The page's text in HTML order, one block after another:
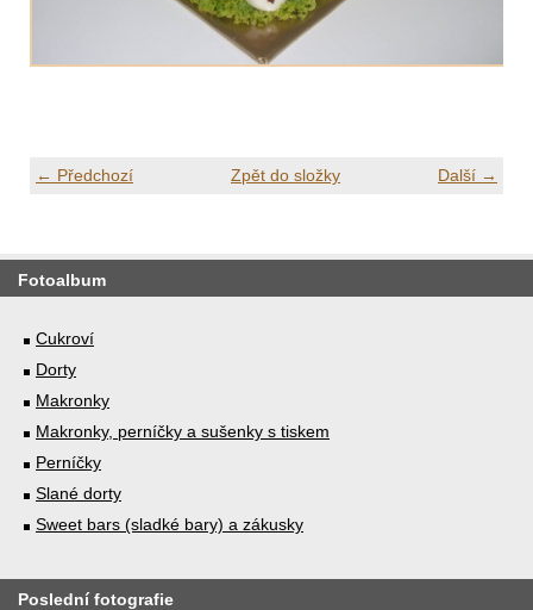
← Předchozí Další →
Zpět do složky
Fotoalbum
Cukroví
Dorty
Makronky
Makronky, perníčky a sušenky s tiskem
Perníčky
Slané dorty
Sweet bars (sladké bary) a zákusky
Poslední fotografie